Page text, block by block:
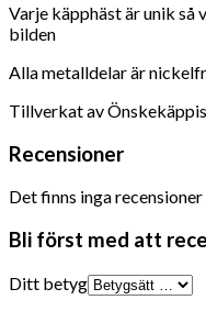
Varje käpphäst är unik så
bilden
Alla metalldelar är
Tillverkat av
Recensioner
Det finns inga recensioner
Bli först med att
Ditt betyg